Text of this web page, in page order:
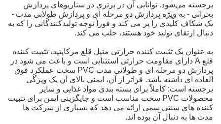
برجسته می‌شود. توانایی آن در برتری در سناریوهای پردازش
بحرانی - به ویژه پردازش دو مرحله ای و پردازش طولانی مدت -
یک شکاف کلیدی را پر می کند و فوراً توجه تولیدکنندگانی را که به
دنبال ارتقای تولید خود هستند، جلب می کند.
به عنوان یک تثبیت کننده حرارتی متیل قلع مرکاپتید، تثبیت کننده
قلع A دارای مقاومت حرارتی استثنایی است و باعث می شود در
پردازش دو مرحله ای و طولانی مدت PVC سخت عملکرد فوق
العاده ای داشته باشد. فراتر از آن، ایمنی بالای آن یک ویژگی
برجسته است: کاملاً برای بسته بندی مواد غذایی و سایر
محصولات PVC سخت مناسب است و جایگزینی ایمن برای تثبیت
کننده های سنتی سمی ارائه می دهد که بسیاری از شرکت ها
مدت ها به دنبال آن بوده اند.